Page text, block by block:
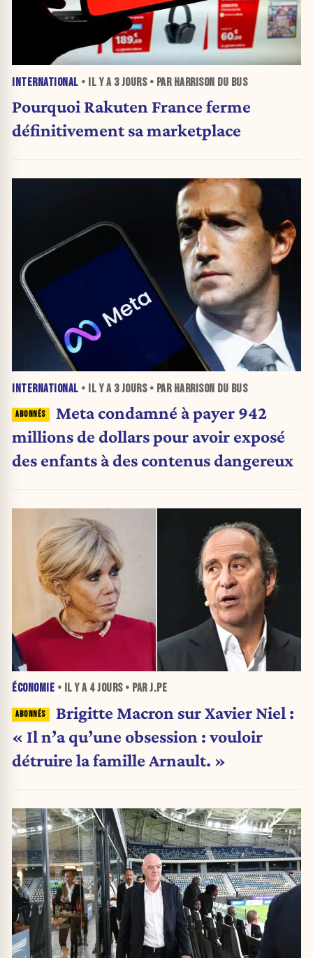
INTERNATIONAL • IL Y A 3 JOURS• PAR HARRISON DU BUS
Pourquoi Rakuten France ferme
définitivement sa marketplace
INTERNATIONAL • IL Y A 3 JOURS• PAR HARRISON DU BUS
Meta condamné à payer 942
millions de dollars pour avoir exposé
des enfants à des contenus dangereux
ÉCONOMIE • IL Y A 4 JOURS• PAR J.PE
Brigitte Macron sur Xavier Niel :
« Il n’a qu’une obsession : vouloir
détruire la famille Arnault. »